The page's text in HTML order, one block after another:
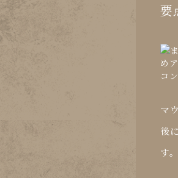
要
マ
後
す